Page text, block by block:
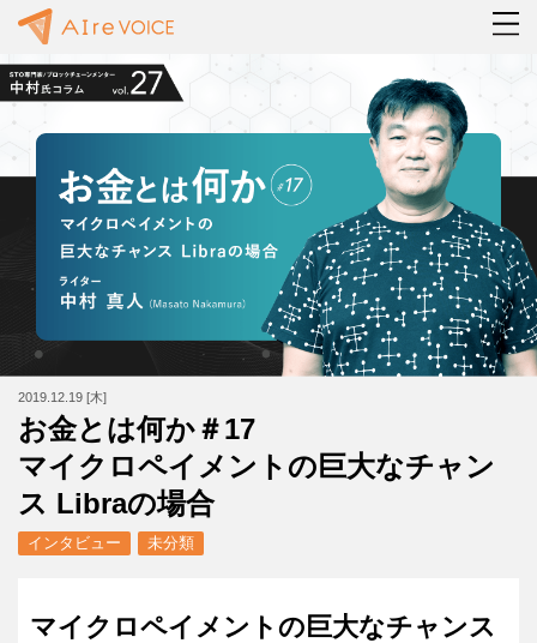
2019.12.19 [木]
お金とは何か＃17
マイクロペイメントの巨大なチャン
ス Libraの場合
インタビュー 未分類
マイクロペイメントの巨大なチャンス